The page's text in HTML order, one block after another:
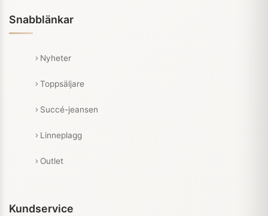
Snabblänkar
Nyheter
Toppsäljare
Succé-jeansen
Linneplagg
Outlet
Kundservice